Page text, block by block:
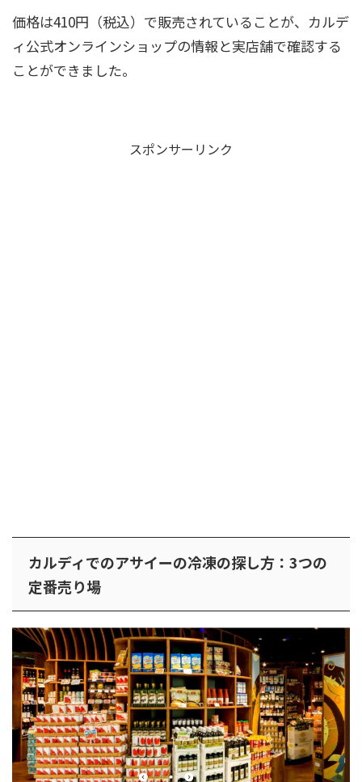
価格は410円（税込）で販売されていることが、カルデ
ィ公式オンラインショップの情報と実店舗で確認する
ことができました。
スポンサーリンク
カルディでのアサイーの冷凍の探し方：3つの
定番売り場